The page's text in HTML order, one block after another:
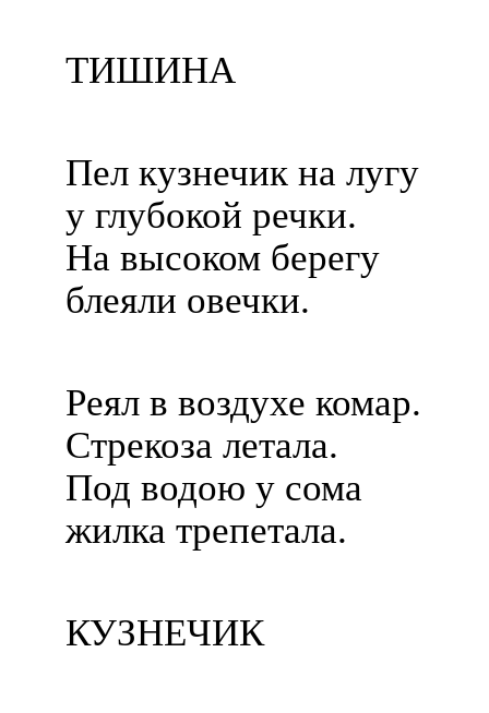
ТИШИНА
Пел кузнечик на лугу
у глубокой речки.
На высоком берегу
блеяли овечки.
Реял в воздухе комар.
Стрекоза летала.
Под водою у сома
жилка трепетала.
КУЗНЕЧИК